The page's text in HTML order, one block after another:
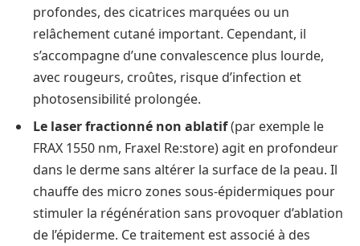
profondes, des cicatrices marquées ou un
relâchement cutané important. Cependant, il
s’accompagne d’une convalescence plus lourde,
avec rougeurs, croûtes, risque d’infection et
photosensibilité prolongée.
Le laser fractionné non ablatif(par exemple le
FRAX 1550 nm, Fraxel Re:store) agit en profondeur
dans le derme sans altérer la surface de la peau. Il
chauffe des micro zones sous-épidermiques pour
stimuler la régénération sans provoquer d’ablation
de l’épiderme. Ce traitement est associé à des